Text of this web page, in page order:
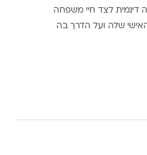
דינמית לצד חיי משפחה
שלה ועל הדרך בה